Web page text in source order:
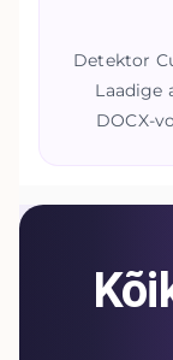
Detektor
Laadige
DOCX-